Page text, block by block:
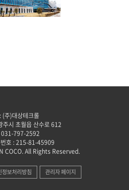
(주)대상테크롤
주시 초월읍 산수로 612
031-797-2592
호 : 215-81-45909
COCO. All Rights Reserved.
정보처리방침 관리자 페이지